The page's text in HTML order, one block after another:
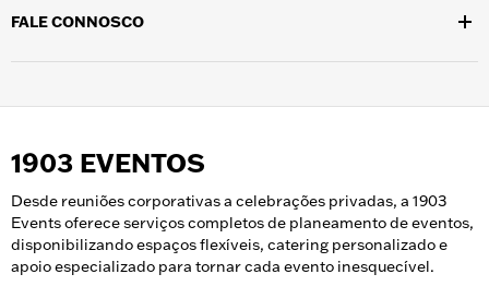
ao público, exceto durante visitas guiadas em eventos especiais.
FALE CONNOSCO
Por favor, ligue para o (414) 343-7027 para falar com um
segunda a sexta-feira, das 8h00 às 16h30. Siga
1903 EVENTOS
Desde reuniões corporativas a celebrações privadas, a 1903
Events oferece serviços completos de planeamento de eventos,
disponibilizando espaços flexíveis, catering personalizado e
apoio especializado para tornar cada evento inesquecível.